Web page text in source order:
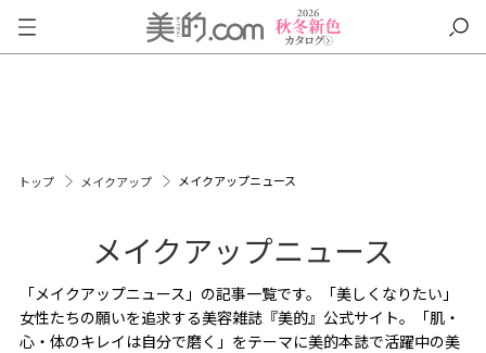
トップ メイクアップ メイクアップニュース
メイクアップニュース
「メイクアップニュース」の記事一覧です。「美しくなりたい」
女性たちの願いを追求する美容雑誌『美的』公式サイト。「肌・
心・体のキレイは自分で磨く」をテーマに美的本誌で活躍中の美